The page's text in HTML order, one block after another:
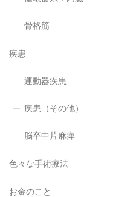
骨格筋
疾患
運動器疾患
疾患（その他）
脳卒中片麻痺
色々な手術療法
お金のこと